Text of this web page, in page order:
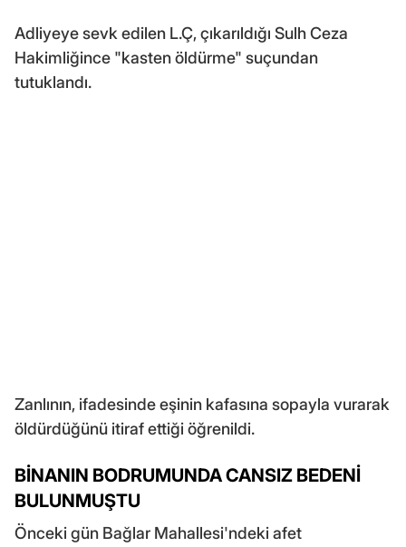
Adliyeye sevk edilen L.Ç, çıkarıldığı Sulh Ceza
Hakimliğince "kasten öldürme" suçundan
tutuklandı.
Zanlının, ifadesinde eşinin kafasına sopayla vurarak
öldürdüğünü itiraf ettiği öğrenildi.
BİNANIN BODRUMUNDA CANSIZ BEDENİ
BULUNMUŞTU
Önceki gün Bağlar Mahallesi'ndeki afet